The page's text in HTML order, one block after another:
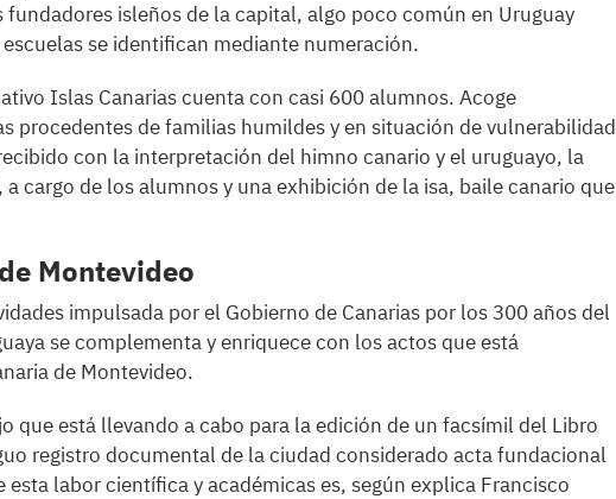
isleños de la capital, algo poco común en Uruguay
se identifican mediante numeración.
Islas Canarias cuenta con casi 600 alumnos. Acoge
procedentes de familias humildes y en situación de vulnerabilidad
con la interpretación del himno canario y el uruguayo, la
a cargo de los alumnos y una exhibición de la isa, baile canario que
Montevideo
impulsada por el Gobierno de Canarias por los 300 años del
se complementa y enriquece con los actos que está
de Montevideo.
que está llevando a cabo para la edición de un facsímil del Libro
registro documental de la ciudad considerado acta fundacional
labor científica y académicas es, según explica Francisco